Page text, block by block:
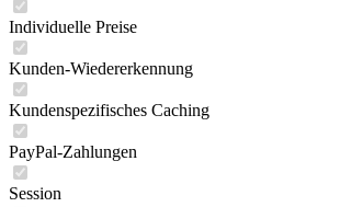
Individuelle Preise
Kunden-Wiedererkennung
Kundenspezifisches Caching
PayPal-Zahlungen
Session